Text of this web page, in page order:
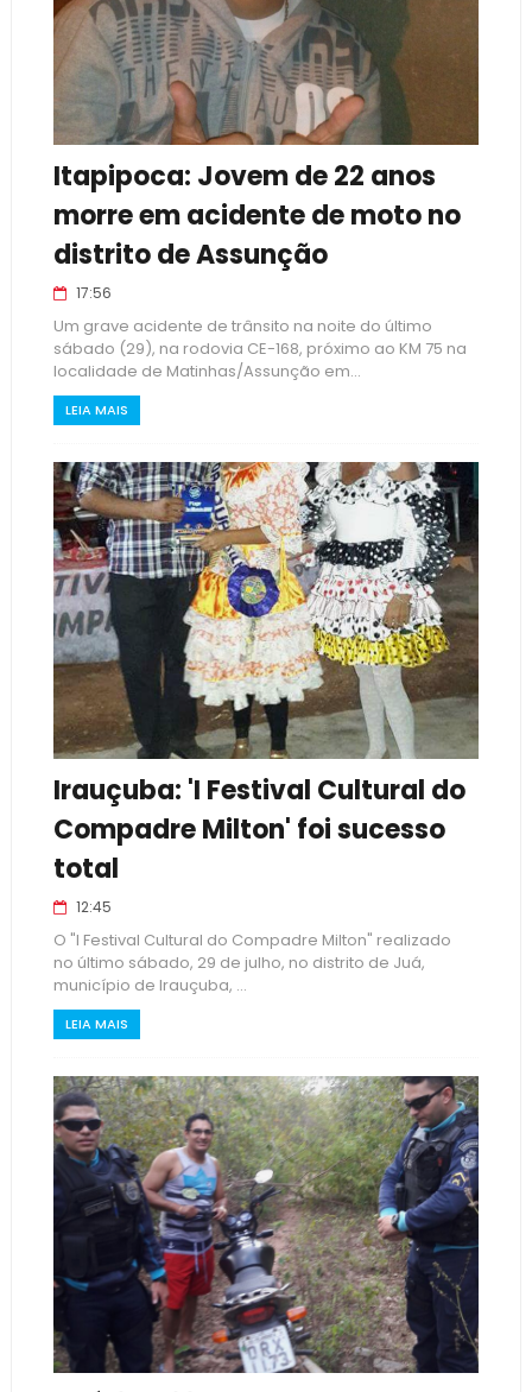
Itapipoca: Jovem de 22 anos
morre em acidente de moto no
distrito de Assunção
17:56
Um grave acidente de trânsito na noite do último
sábado (29), na rodovia CE-168, próximo ao KM 75 na
localidade de Matinhas/Assunção em...
LEIA MAIS
Irauçuba: 'I Festival Cultural do
Compadre Milton' foi sucesso
total
12:45
O "I Festival Cultural do Compadre Milton" realizado
no último sábado, 29 de julho, no distrito de Juá,
município de Irauçuba, ...
LEIA MAIS